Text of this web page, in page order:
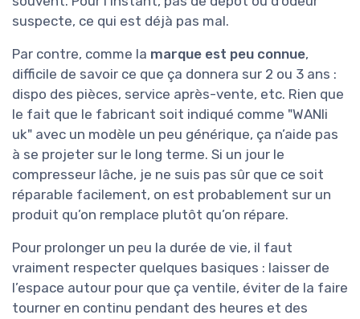
suspecte, ce qui est déjà pas mal.
Par contre, comme la marque est peu connue,
difficile de savoir ce que ça donnera sur 2 ou 3 ans :
dispo des pièces, service après-vente, etc. Rien que
le fait que le fabricant soit indiqué comme "WANli
uk" avec un modèle un peu générique, ça n’aide pas
à se projeter sur le long terme. Si un jour le
compresseur lâche, je ne suis pas sûr que ce soit
réparable facilement, on est probablement sur un
produit qu’on remplace plutôt qu’on répare.
Pour prolonger un peu la durée de vie, il faut
vraiment respecter quelques basiques : laisser de
l’espace autour pour que ça ventile, éviter de la faire
tourner en continu pendant des heures et des